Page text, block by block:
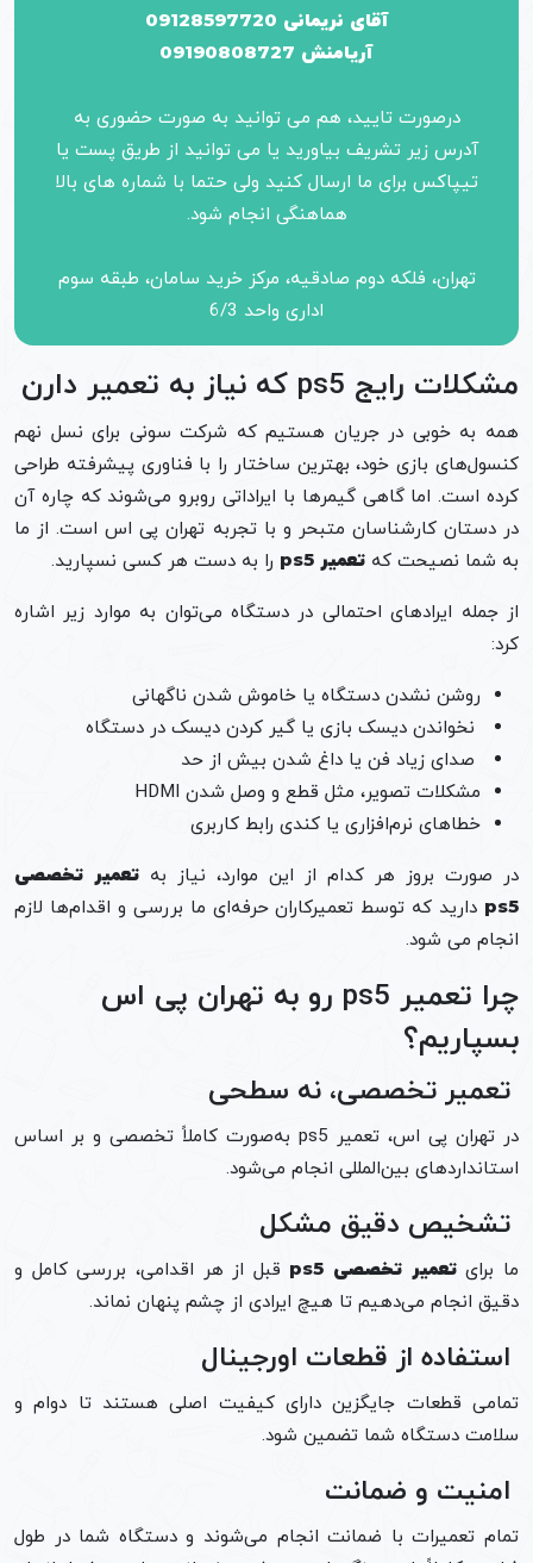
آقای نریمانی 09128597720
آریامنش 09190808727
درصورت تایید، هم می توانید به صورت حضوری به
آدرس زیر تشریف بیاورید یا می توانید از طریق پست یا
تیپاکس برای ما ارسال کنید ولی حتما با شماره های بالا
هماهنگی انجام شود.
تهران، فلکه دوم صادقیه، مرکز خرید سامان، طبقه سوم
اداری واحد 6/3
مشکلات رایج ps5 که نیاز به تعمیر دارن
همه به خوبی در جریان هستیم که شرکت سونی برای نسل نهم
کنسول‌های بازی خود، بهترین ساختار را با فناوری پیشرفته طراحی
کرده است. اما گاهی گیمرها با ایراداتی روبرو می‌شوند که چاره آن
در دستان کارشناسان متبحر و با تجربه تهران پی اس است. از ما
به شما نصیحت که تعمیر ps5
را به دست هر کسی نسپارید.
از جمله ایرادهای احتمالی در دستگاه می‌توان به موارد زیر اشاره
کرد:
روشن نشدن دستگاه یا خاموش شدن ناگهانی
نخواندن دیسک بازی یا گیر کردن دیسک در دستگاه
صدای زیاد فن یا داغ شدن بیش از حد
مشکلات تصویر، مثل قطع و وصل شدن HDMI
خطاهای نرم‌افزاری یا کندی رابط کاربری
در صورت بروز هر کدام از این موارد، نیاز به تعمیر تخصصی
ps5 دارید که توسط تعمیرکاران حرفه‌ای ما بررسی و اقدام‌ها لازم
انجام می شود.
چرا تعمیر ps5 رو به تهران پی اس
بسپاریم؟
تعمیر تخصصی، نه سطحی
در تهران پی اس، تعمیر ps5 به‌صورت کاملاً تخصصی و بر اساس
استانداردهای بین‌المللی انجام می‌شود.
تشخیص دقیق مشکل
ما برایتعمیر تخصصی ps5
قبل از هر اقدامی، بررسی کامل و
دقیق انجام می‌دهیم تا هیچ ایرادی از چشم پنهان نماند.
استفاده از قطعات اورجینال
تمامی قطعات جایگزین دارای کیفیت اصلی هستند تا دوام و
سلامت دستگاه شما تضمین شود.
امنیت و ضمانت
تمام تعمیرات با ضمانت انجام می‌شوند و دستگاه شما در طول